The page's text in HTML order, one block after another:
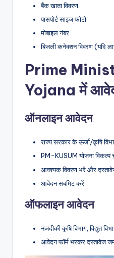
बैंक खाता विवरण
पासपोर्ट साइज फोटो
मोबाइल नंबर
बिजली कनेक्शन विवरण (यदि
Prime
Yojana में
ऑनलाइन आवेदन
राज्य सरकार के ऊर्जा/कृषि
PM-KUSUM योजना विकल्प
आवश्यक विवरण भरें और
आवेदन सबमिट करें
ऑफलाइन आवेदन
नजदीकी कृषि विभाग, विद्युत
आवेदन फॉर्म भरकर दस्तावेज